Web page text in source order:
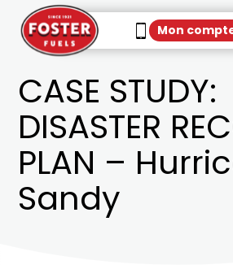
Mon
CASE STUDY:
DISASTER
PLAN –
Sandy